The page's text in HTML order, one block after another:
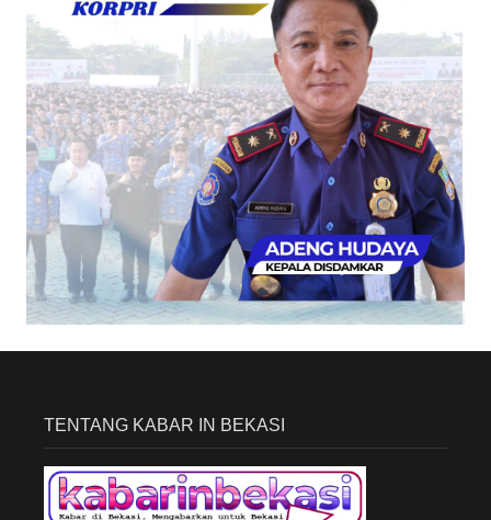
TENTANG KABAR IN BEKASI